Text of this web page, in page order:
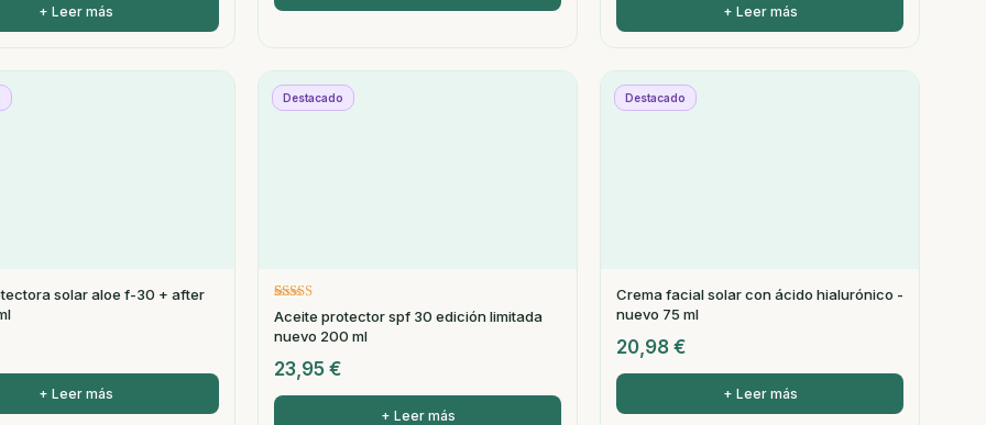
+ Leer más + Leer más
solar aloe f-30 + after
+ Leer más
Destacado
Valorado
con
5.00
a
1
valoración
de un
Aceite protector spf 30 edición limitada
nuevo 200 ml
23,95 €
+ Leer más
Destacado
Crema facial solar con ácido hialurónico -
nuevo 75 ml
20,98 €
+ Leer más